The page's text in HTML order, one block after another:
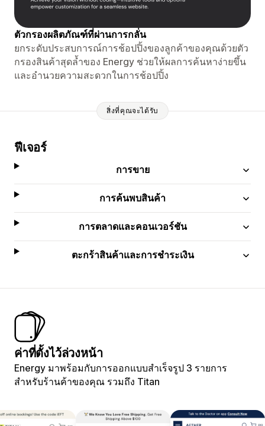
ตัวกรองผลิตภัณฑ์ที่ผ่านการกลั่น
ยกระดับประสบการณ์การช้อปปิ้งของลูกค้าของคุณด้วยตัว
กรองสินค้าสุดล้ำของ Energy ช่วยให้ผลการค้นหาง่ายขึ้น
และอำนวยความสะดวกในการช้อปปิ้ง
สิ่งที่คุณจะได้รับ
ฟีเจอร์
การขาย
การค้นพบสินค้า
การตลาดและคอนเวอร์ชัน
ตะกร้าสินค้าและการชำระเงิน
ค่าที่ตั้งไว้ล่วงหน้า
Energy มาพร้อมกับการออกแบบสำเร็จรูป 3 รายการ
สำหรับร้านค้าของคุณ รวมถึง Titan